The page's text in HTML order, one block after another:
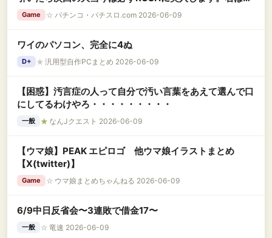
1/2の10R3回でLT」←これめっちゃ良くね？
Game ☆ パチンコ・パチスロ.com 2026-06-09
ワイのパソコン、完全に4ぬ
D+ ★ 汎用型自作PCまとめ 2026-06-09
【困惑】汚言症の人って自分で汚い言葉をあえて選んで口
にしてるわけやろ・・・・・・・・・
一般 ★ なんJクエスト 2026-06-09
【ウマ娘】PEAK エピロゴ 他ウマ娘イラストまとめ
【X(twitter)】
Game ☆ ウマ娘まとめちゃんねる 2026-06-09
6/9中日反省会〜3連敗で借金17〜
一般 ☆ 竜速 2026-06-09